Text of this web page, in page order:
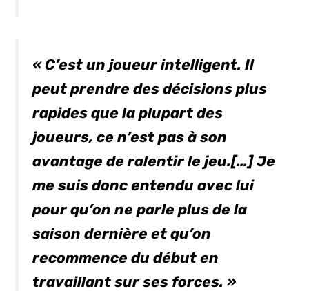
« C’est un joueur intelligent. Il
peut prendre des décisions plus
rapides que la plupart des
joueurs, ce n’est pas à son
avantage de ralentir le jeu.[…] Je
me suis donc entendu avec lui
pour qu’on ne parle plus de la
saison dernière et qu’on
recommence du début en
travaillant sur ses forces. »